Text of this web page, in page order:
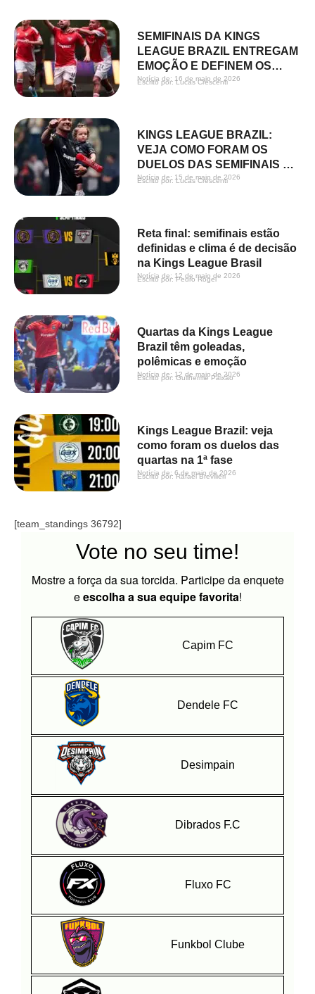
SEMIFINAIS DA KINGS
LEAGUE BRAZIL ENTREGAM
EMOÇÃO E DEFINEM OS
FINALISTAS
Notícia de: 16 de maio de 2026
Escrito por: Lucas Crescenti
KINGS LEAGUE BRAZIL:
VEJA COMO FORAM OS
DUELOS DAS SEMIFINAIS NA
1ª FASE
Notícia de: 15 de maio de 2026
Escrito por: Lucas Crescenti
Reta final: semifinais estão
definidas e clima é de decisão
na Kings League Brasil
Notícia de: 12 de maio de 2026
Escrito por: Pedro Rogel
Quartas da Kings League
Brazil têm goleadas,
polêmicas e emoção
Notícia de: 12 de maio de 2026
Escrito por: Guilherme Paixão
Kings League Brazil: veja
como foram os duelos das
quartas na 1ª fase
Notícia de: 6 de maio de 2026
Escrito por: Rafael Brevilieri
[team_standings 36792]
Vote no seu time!
Mostre a força da sua torcida. Participe da enquete
eescolha a sua equipe favorita!
Capim FC​
Dendele FC​
Desimpain
Dibrados F.C
Fluxo FC
Funkbol Clube